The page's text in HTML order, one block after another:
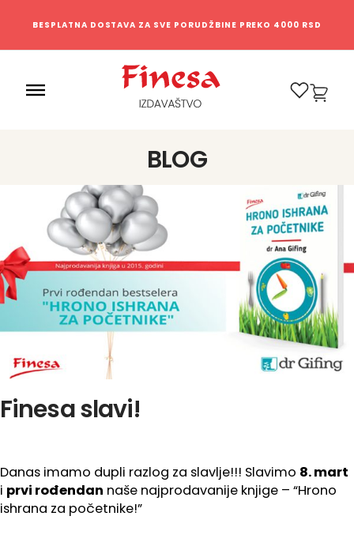
BESPLATNA DOSTAVA ZA SVE PORUDŽBINE PREKO 4000 RSD
BLOG
Finesa slavi!
Danas imamo dupli razlog za slavlje!!! Slavimo 8. mart
i prvi rođendan naše najprodavanije knjige – “Hrono
ishrana za početnike!”